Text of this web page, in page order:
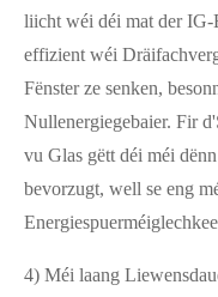
liicht wéi déi mat der IG-
effizient wéi
Fënster ze senken,
Nullenergiegebaier. Fir
vu Glas gëtt déi méi
bevorzugt, well se eng
4) Méi laang